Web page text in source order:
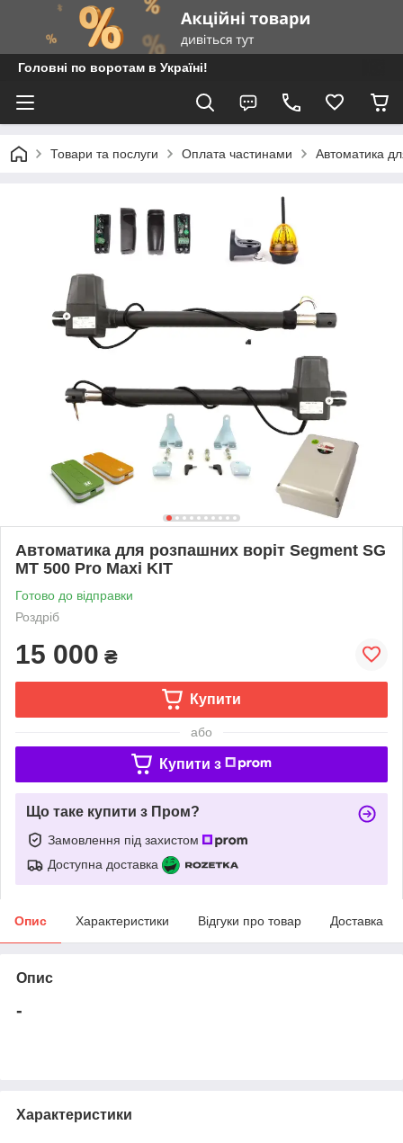
Головні по воротам в Україні!
Товари та послуги Оплата частинами Автоматика
Автоматика для розпашних воріт Segment SG
MT 500 Pro Maxi KIT
Готово до відправки
Роздріб
15 000 ₴
Купити
або
Купити з
Що таке купити з Пром?
Замовлення під захистом
Доступна доставка
Опис Характеристики Відгуки про товар Доставка
Опис
-
Характеристики